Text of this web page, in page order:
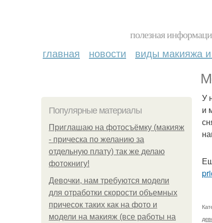
полезная
главная новости виды макияжа
Популярные материалы
Приглашаю на фотосъёмку (макияж
- прическа по желанию за
отдельную плату) так же делаю
фотокнигу!
Девочки, нам требуются модели
для отработки скорости объемных
причесок таких как на фото и
модели на макияж (все работы на
У
и